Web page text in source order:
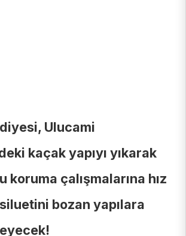
Ulucami
kaçak yapıyı yıkarak
koruma çalışmalarına hız
bozan yapılara